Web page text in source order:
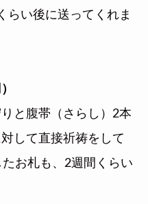
らい後に送ってくれま
と腹帯（さらし）2本
して直接祈祷をして
お札も、2週間くらい